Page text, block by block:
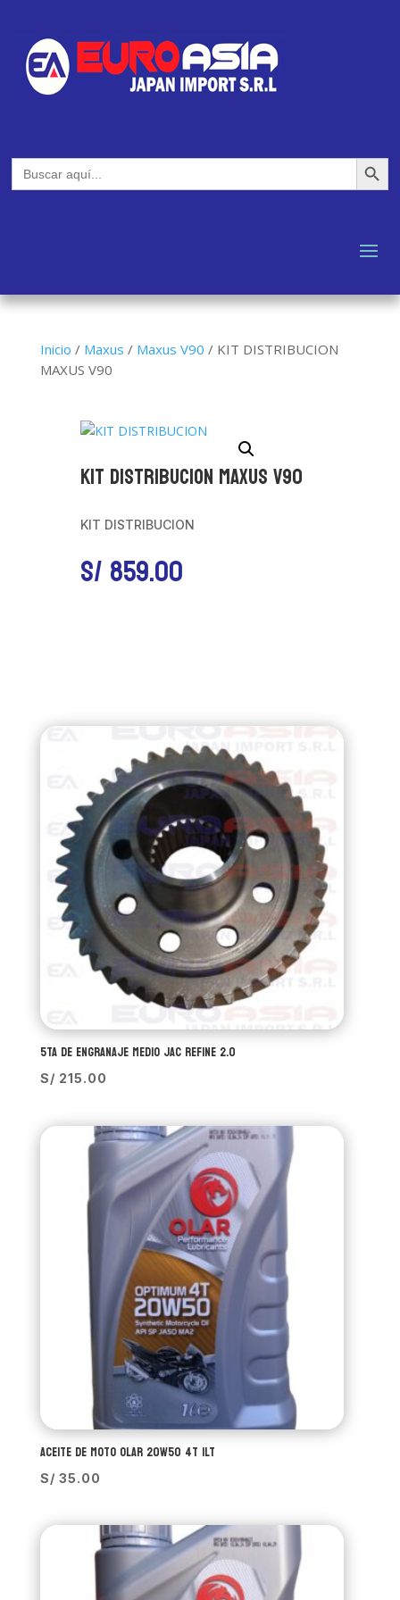
Buscar: Botón de
Inicio / Maxus / Maxus V90 / KIT DISTRIBUCION
MAXUS V90
KIT DISTRIBUCION MAXUS V90
KIT DISTRIBUCION
S/859.00
5TA DE ENGRANAJE MEDIO JAC REFINE 2.0
S/ 215.00
ACEITE DE MOTO OLAR 20W50 4T 1LT
S/ 35.00